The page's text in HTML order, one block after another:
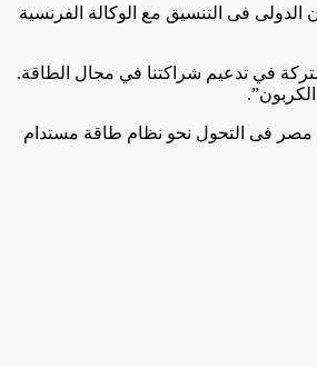
فى التنسيق مع الوكالة الفرنسية
في تدعيم شراكتنا في مجال الطاقة.
مصر فى التحول نحو نظام طاقة مستدام